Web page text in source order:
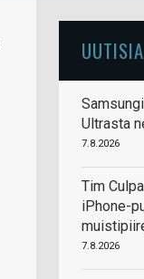
Ultrasta
7.8.2026
Tim
iPhone-
7.8.2026